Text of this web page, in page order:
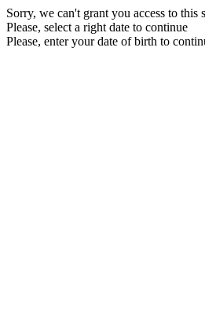
Sorry, we can't grant you access to this
Please, select a right date to continue
Please, enter your date of birth to